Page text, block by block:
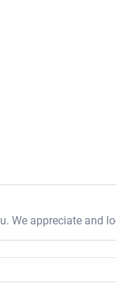
We appreciate and